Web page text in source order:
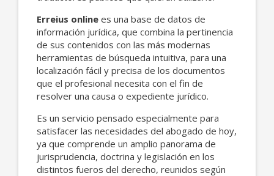
Erreius online es una base de datos de
información jurídica, que combina la pertinencia
de sus contenidos con las más modernas
herramientas de búsqueda intuitiva, para una
localización fácil y precisa de los documentos
que el profesional necesita con el fin de
resolver una causa o expediente jurídico.
Es un servicio pensado especialmente para
satisfacer las necesidades del abogado de hoy,
ya que comprende un amplio panorama de
jurisprudencia, doctrina y legislación en los
distintos fueros del derecho, reunidos según